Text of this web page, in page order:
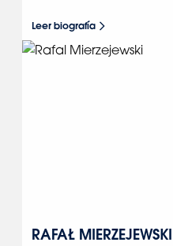
Leer biografía
RAFAŁ MIERZEJEWSKI